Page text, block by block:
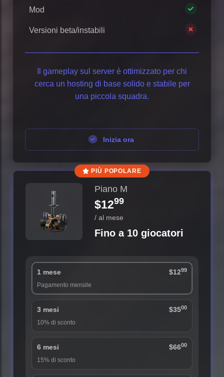
Mod
Versioni beta/instabili
Il gameplay sul server è ottimizzato per chi
cerca un hosting di base solido e stabile per
una piccola squadra.
Inizia ora
PIÙ POPOLARE
Piano M
$1299
/ al mese
Fino a 10 giocatori
1 mese $1299
Pagamento mensile
3 mesi $3500
10% di sconto
6 mesi $6600
15% di sconto